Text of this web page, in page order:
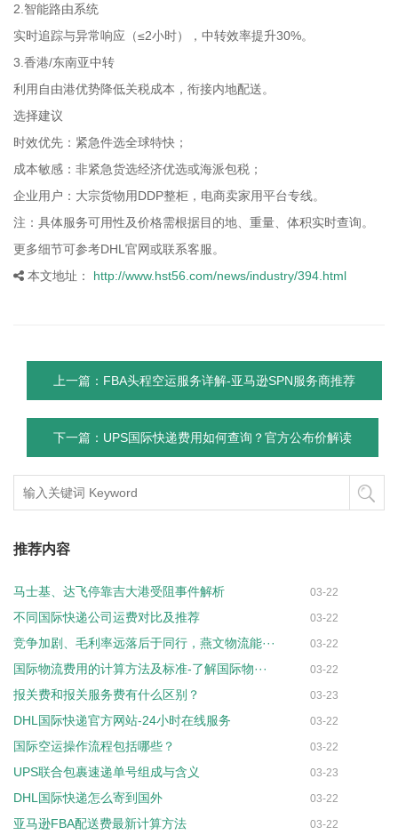
2.智能路由系统
实时追踪与异常响应（≤2小时），中转效率提升30%。
3.香港/东南亚中转
利用自由港优势降低关税成本，衔接内地配送。
选择建议
时效优先：紧急件选全球特快；
成本敏感：非紧急货选经济优选或海派包税；
企业用户：大宗货物用DDP整柜，电商卖家用平台专线。
注：具体服务可用性及价格需根据目的地、重量、体积实时查询。
更多细节可参考DHL官网或联系客服。
本文地址：
http://www.hst56.com/news/industry/394.html
上一篇：FBA头程空运服务详解-亚马逊SPN服务商推荐
下一篇：UPS国际快递费用如何查询？官方公布价解读
推荐内容
马士基、达飞停靠吉大港受阻事件解析 03-22
不同国际快递公司运费对比及推荐 03-22
竞争加剧、毛利率远落后于同行，燕文物流能··· 03-22
国际物流费用的计算方法及标准-了解国际物··· 03-22
报关费和报关服务费有什么区别？ 03-23
DHL国际快递官方网站-24小时在线服务 03-22
国际空运操作流程包括哪些？ 03-22
UPS联合包裹速递单号组成与含义 03-23
DHL国际快递怎么寄到国外 03-22
亚马逊FBA配送费最新计算方法 03-22